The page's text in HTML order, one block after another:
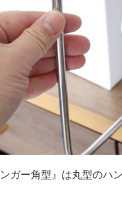
ガー角型』は丸型のハ